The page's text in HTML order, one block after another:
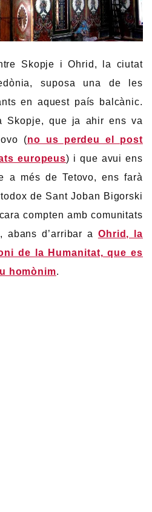
Skopje i Ohrid, la ciutat
suposa una de les
en aquest país balcànic.
Skopje, que ja ahir ens va
(no us perdeu el post
europeus) i que avui ens
a més de Tetovo, ens farà
de Sant Joban Bigorski
compten amb comunitats
abans d’arribar a Ohrid, la
de la Humanitat, que es
homònim.